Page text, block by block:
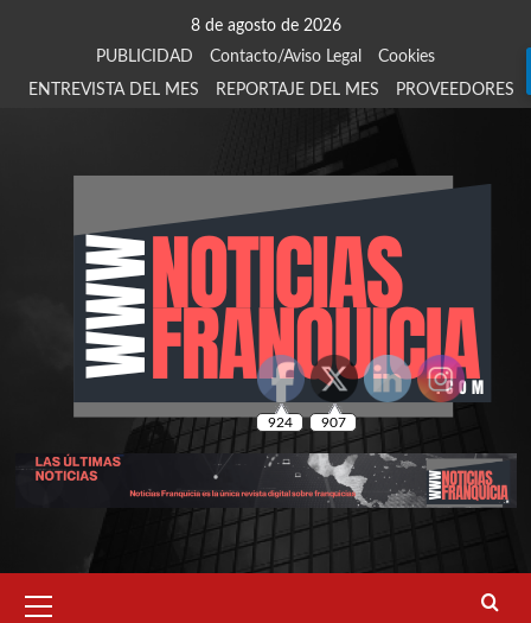
8 de agosto de 2026
PUBLICIDAD
Contacto/Aviso Legal
Cookies
ENTREVISTA DEL MES
REPORTAJE DEL MES PROVEEDORES
primario
924